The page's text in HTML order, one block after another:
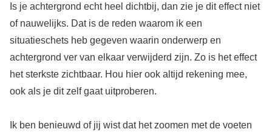
Is je achtergrond echt heel dichtbij, dan zie je dit effect niet
of nauwelijks. Dat is de reden waarom ik een
situatieschets heb gegeven waarin onderwerp en
achtergrond ver van elkaar verwijderd zijn. Zo is het effect
het sterkste zichtbaar. Hou hier ook altijd rekening mee,
ook als je dit zelf gaat uitproberen.
Ik ben benieuwd of jij wist dat het zoomen met de voeten